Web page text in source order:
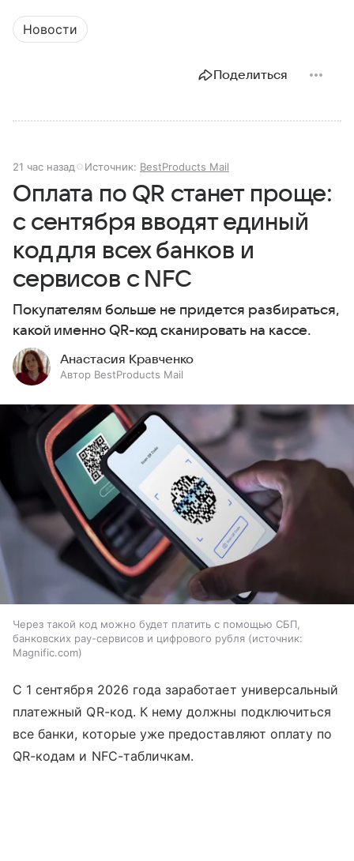
Новости
Поделиться
21 час назад Источник: BestProducts Mail
Оплата по QR станет проще:
с сентября вводят единый
код для всех банков и
сервисов с NFC
Покупателям больше не придется разбираться,
какой именно QR-код сканировать на кассе.
Анастасия Кравченко
Автор BestProducts Mail
Через такой код можно будет платить с помощью СБП,
банковских pay-сервисов и цифрового рубля
источник:
Magnific.com
С 1 сентября 2026 года заработает универсальный
платежный QR-код. К нему должны подключиться
все банки, которые уже предоставляют оплату по
QR-кодам и NFC-табличкам.